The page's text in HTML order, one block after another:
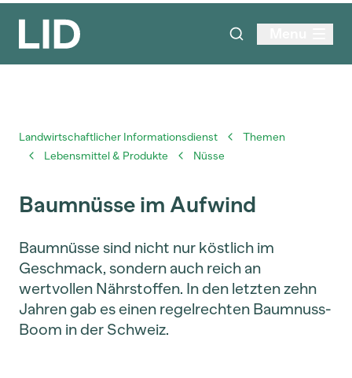
Landwirtschaftlicher Informationsdienst
Themen
Lebensmittel & Produkte
Nüsse
Baumnüsse im Aufwind
Baumnüsse sind nicht nur köstlich im
Geschmack, sondern auch reich an
wertvollen Nährstoffen. In den letzten zehn
Jahren gab es einen regelrechten Baumnuss-
Boom in der Schweiz.